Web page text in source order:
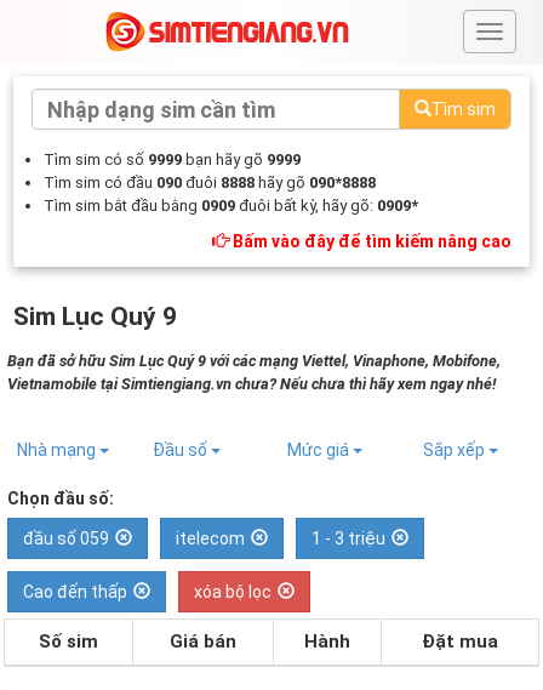
#
Tìm sim
Tìm sim có số 9999 bạn hãy gõ 9999
Tìm sim có đầu 090 đuôi 8888 hãy gõ 090*8888
Tìm sim bắt đầu bằng 0909 đuôi bất kỳ, hãy gõ: 0909*
Bấm vào đây để tìm kiếm nâng cao
Sim Lục Quý 9
Bạn đã sở hữu Sim Lục Quý 9 với các mạng Viettel, Vinaphone, Mobifone,
Vietnamobile tại Simtiengiang.vn chưa? Nếu chưa thì hãy xem ngay nhé!
Nhà mạng Đầu số Mức giá Sắp xếp
Chọn đầu số:
đầu số 059 itelecom 1 - 3 triệu
Cao đến thấp xóa bộ lọc
Số sim Giá bán Hành Đặt mua